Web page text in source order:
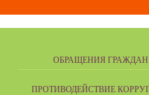
ОБРАЩЕНИЯ ГРАЖДАН
ПРОТИВОДЕЙСТВИЕ